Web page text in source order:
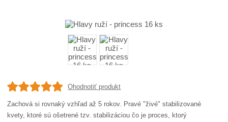
Ohodnotiť produkt
Zachová si rovnaký vzhľad až 5 rokov. Pravé "živé" stabilizované
kvety, ktoré sú ošetrené tzv. stabilizáciou čo je proces, ktorý